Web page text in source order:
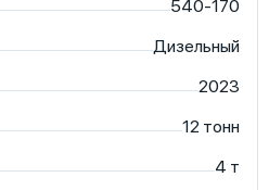
540-170
Дизельный
2023
12 тонн
4 т